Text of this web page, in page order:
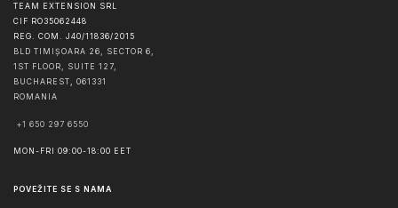
TEAM EXTENSION SRL
CIF RO35062448
REG. COM. J40/11836/2015
BLD TIMIȘOARA 26, SECTOR 6,
1ST FLOOR, SUITE 127,
BUCHAREST
061331
ROMANIA
+1 650 297 6550
MON-FRI 09:00-18:00 EET
POVEŽITE SE S NAMA